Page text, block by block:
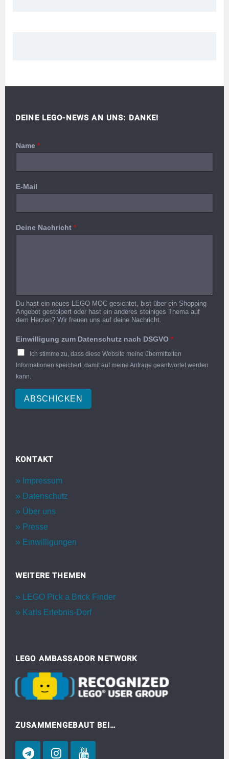
DEINE LEGO-NEWS AN UNS: DANKE!
Name *
E-Mail
Deine Nachricht *
Du hast ein neues LEGO MOC gesichtet, bist über ein Shopping-
Angebot gestolpert oder hast ein anderes steiniges Thema auf
dem Herzen? Wir freuen uns auf deine Nachricht.
Einwilligung zum Datenschutz nach DSGVO *
Ich stimme zu, dass diese Website meine übermittelten
Informationen speichert, damit auf meine Anfrage geantwortet werden
kann.
ABSCHICKEN
KONTAKT
Impressum
Datenschutz
Über uns
Presse
Einwilligungen
WEITERE THEMEN
LEGO Pick a Brick Finder
Karls Erlebnis-Dorf
LEGO AMBASSADOR NETWORK
ZUSAMMENGEBAUT BEI…